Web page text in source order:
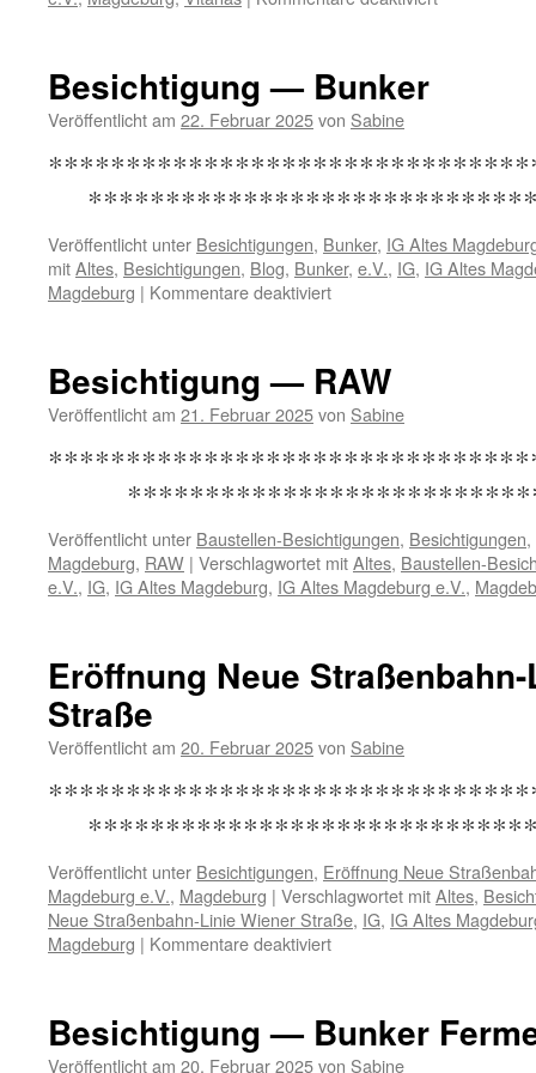
Besichtigung — Bunker
Veröffentlicht am 22. Februar 2025von Sabine
Veröffentlicht unter Besichtigungen, Bunker, IG Altes
mitAltes, Besichtigungen, Blog, Bunker, e.V., IG, IG Altes
Magdeburg | Kommentare deaktiviertfür
Besichtigung — RAW
Veröffentlicht am 21. Februar 2025von Sabine
Veröffentlicht unter Baustellen-Besichtigungen, Besichtigungen,
Magdeburg, RAW | Verschlagwortet mitAltes, Baustellen-
e.V., IG, IG Altes Magdeburg, IG Altes Magdeburg e.V.,
Eröffnung Neue
Straße
Veröffentlicht am 20. Februar 2025von Sabine
Veröffentlicht unter Besichtigungen, Eröffnung Neue
Magdeburg e.V., Magdeburg | Verschlagwortet mitAltes,
Neue Straßenbahn-Linie Wiener Straße, IG, IG Altes
Magdeburg | Kommentare deaktiviertfür
Linie
Wiener
Besichtigung — Bunker
Veröffentlicht am 20. Februar 2025von Sabine